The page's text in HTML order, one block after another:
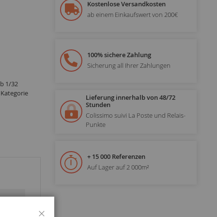
1/32
Kostenlose Versandkosten
ab einem Einkaufswert von 200€
100% sichere Zahlung
Sicherung all Ihrer Zahlungen
Lieferung innerhalb von 48/72
Stunden
Colissimo suivi La Poste und Relais-
Punkte
+ 15 000 Referenzen
Auf Lager auf 2 000m²